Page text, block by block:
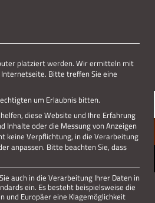
Jetzt teilen
platziert werden. Wir ermitteln mit
Bitte treffen Sie eine
um Erlaubnis bitten.
diese Website und Ihre Erfahrung
Inhalte oder die Messung von Anzeigen
keine Verpflichtung, in die Verarbeitung
anpassen. Bitte beachten Sie, dass
auch in die Verarbeitung Ihrer Daten in
ein. Es besteht beispielsweise die
und Europäer eine Klagemöglichkeit